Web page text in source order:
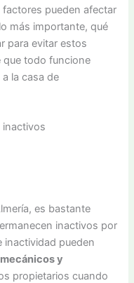
pueden afectar
más importante, qué
para evitar estos
que todo funcione
la casa de
inactivos
es bastante
inactivos por
inactividad pueden
y
propietarios cuando